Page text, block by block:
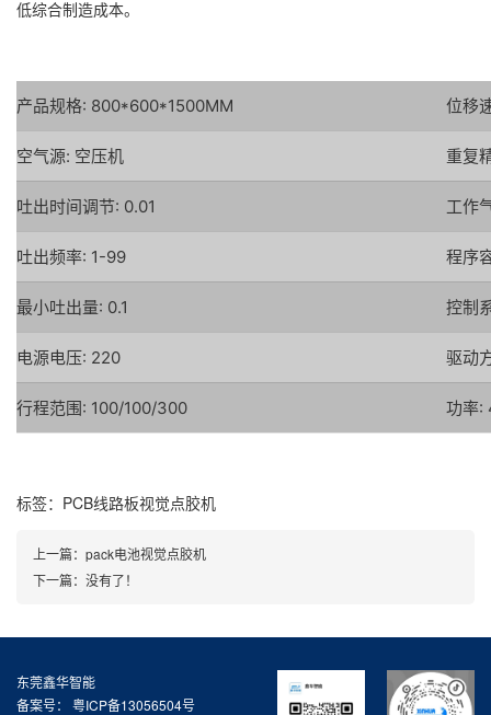
低综合制造成本。
产品规格: 800*600*1500MM 位移
空气源: 空压机 重复
吐出时间调节: 0.01 工作
吐出频率: 1-99 程序
最小吐出量: 0.1 控制
电源电压: 220 驱动
行程范围: 100/100/300 功率:
标签： PCB线路板视觉点胶机
上一篇： pack电池视觉点胶机
下一篇：没有了！
东莞鑫华智能
备案号： 粤ICP备13056504号